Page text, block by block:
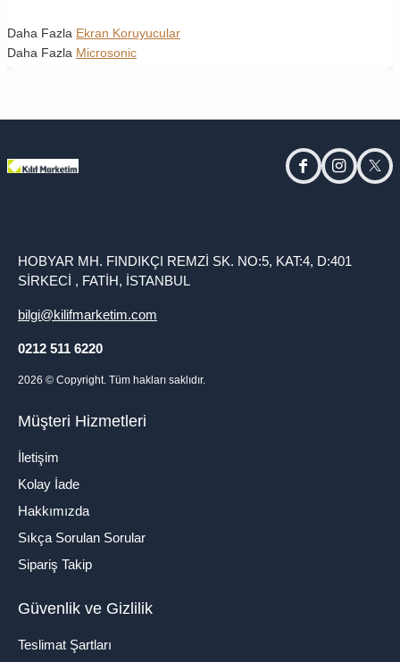
Daha Fazla Ekran Koruyucular
Daha Fazla Microsonic
facebookinstagram
HOBYAR MH. FINDIKÇI REMZİ SK. NO:5, KAT:4, D:401
SİRKECİ , FATİH, İSTANBUL
bilgi@kilifmarketim.com
0212 511 6220
2026 © Copyright. Tüm hakları saklıdır.
Müşteri Hizmetleri
İletişim
Kolay İade
Hakkımızda
Sıkça Sorulan Sorular
Sipariş Takip
Güvenlik ve Gizlilik
Teslimat Şartları